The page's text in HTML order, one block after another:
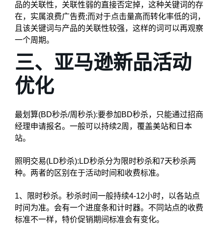
品的关联性，关联性弱的直接否定掉，这种关键词的存
在，实属浪费广告费;而对于点击量高而转化率低的词，
且该关键词与产品的关联性较强，这样的词可以再观察
一个周期。
三、亚马逊新品活动
优化
最划算(BD秒杀/周秒杀):要参加BD秒杀，只能通过招商
经理申请报名。一般可以持续2周，覆盖美站和日本
站。
照明交易(LD秒杀):LD秒杀分为限时秒杀和7天秒杀两
种。两者的区别在于活动时间和收费标准。
1、限时秒杀。秒杀时间一般持续4-12小时，以各站点
时间为准。会有一个进度条和计时器。不同站点的收费
标准不一样，特价促销期间标准会有变化。